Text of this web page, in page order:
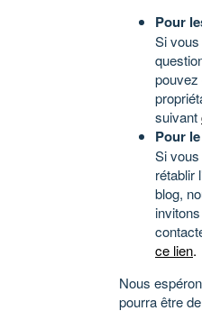
Pour
Si
pouvez
suivant
Pour
Si
rétablir
blog,
ce lien.
Nous
pourra être